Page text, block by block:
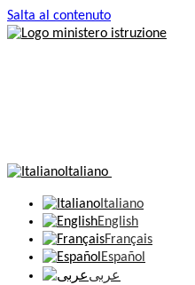
Salta al contenuto
Italiano
Italiano
English
Français
Español
عربى